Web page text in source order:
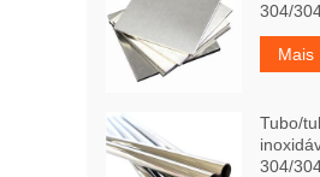
304/
Mais
Tubo/
304/